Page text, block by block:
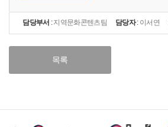
담당부서 :지역문화콘텐츠팀 담당자: 이서연
목록